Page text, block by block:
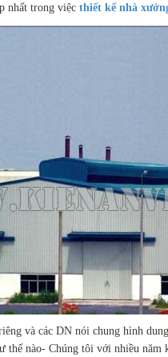
nhất trong việc thiết kế nhà
và các DN nói chung hình
thế nào- Chúng tôi với nhiều năm